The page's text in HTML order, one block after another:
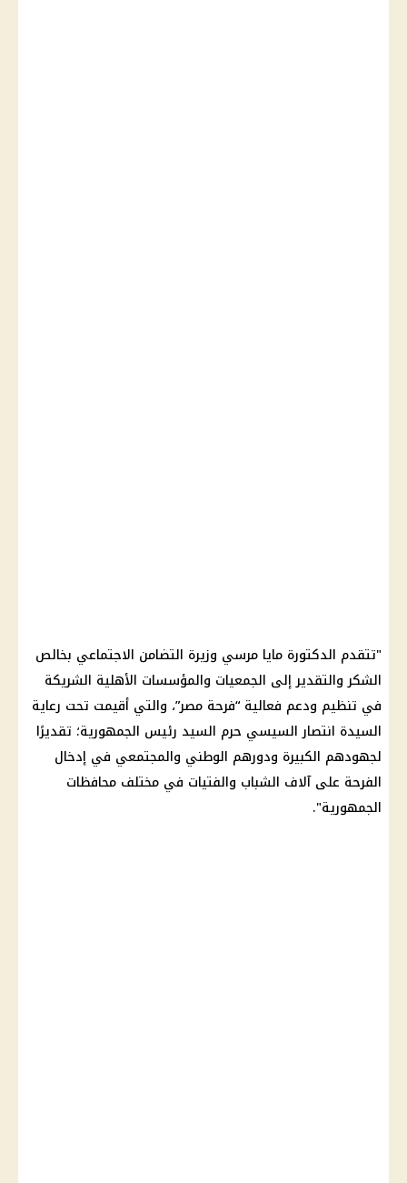
"تتقدم الدكتورة مايا مرسي وزيرة التضامن الاجتماعي بخالص
الشكر والتقدير إلى الجمعيات والمؤسسات الأهلية الشريكة
في تنظيم ودعم فعالية “فرحة مصر”، والتي أقيمت تحت رعاية
السيدة انتصارالسيسي حرم السيد رئيس الجمهورية؛ تقديرًا
لجهودهم الكبيرة ودورهم الوطني والمجتمعي في إدخال
الفرحة على آلاف الشباب والفتيات في مختلف محافظات
الجمهورية".